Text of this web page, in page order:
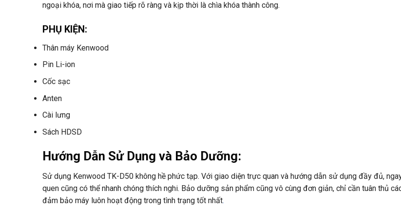
ngoại khóa, nơi mà giao tiếp rõ ràng và kịp thời là chìa khóa thành công.
PHỤ KIỆN:
Thân máy Kenwood
Pin Li-ion
Cốc sạc
Anten
Cài lưng
Sách HDSD
Hướng Dẫn Sử Dụng và Bảo Dưỡng:
Sử dụng Kenwood TK-D50 không hề phức tạp. Với giao diện trực quan và hướng dẫn sử dụng đầy đủ,
quen cũng có thể nhanh chóng thích nghi. Bảo dưỡng sản phẩm cũng vô cùng đơn giản, chỉ cần tuân thủ
đảm bảo máy luôn hoạt động trong tình trạng tốt nhất.